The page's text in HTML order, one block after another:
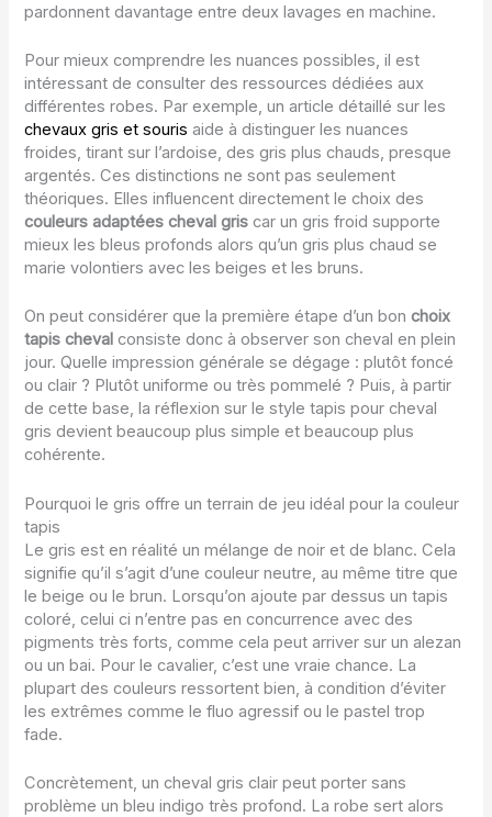
pardonnent davantage entre deux lavages en machine.
Pour mieux comprendre les nuances possibles, il est
intéressant de consulter des ressources dédiées aux
différentes robes. Par exemple, un article détaillé sur les
chevaux gris et souris aide à distinguer les nuances
froides, tirant sur l’ardoise, des gris plus chauds, presque
argentés. Ces distinctions ne sont pas seulement
théoriques. Elles influencent directement le choix des
couleurs adaptées cheval gris car un gris froid supporte
mieux les bleus profonds alors qu’un gris plus chaud se
marie volontiers avec les beiges et les bruns.
On peut considérer que la première étape d’un bonchoix
tapis cheval consiste donc à observer son cheval en plein
jour. Quelle impression générale se dégage : plutôt foncé
ou clair ? Plutôt uniforme ou très pommelé ? Puis, à partir
de cette base, la réflexion sur le style tapis pour cheval
gris devient beaucoup plus simple et beaucoup plus
cohérente.
Pourquoi le gris offre un terrain de jeu idéal pour la couleur
tapis
Le gris est en réalité un mélange de noir et de blanc. Cela
signifie qu’il s’agit d’une couleur neutre, au même titre que
le beige ou le brun. Lorsqu’on ajoute par dessus un tapis
coloré, celui ci n’entre pas en concurrence avec des
pigments très forts, comme cela peut arriver sur un alezan
ou un bai. Pour le cavalier, c’est une vraie chance. La
plupart des couleurs ressortent bien, à condition d’éviter
les extrêmes comme le fluo agressif ou le pastel trop
fade.
Concrètement, un cheval gris clair peut porter sans
problème un bleu indigo très profond. La robe sert alors